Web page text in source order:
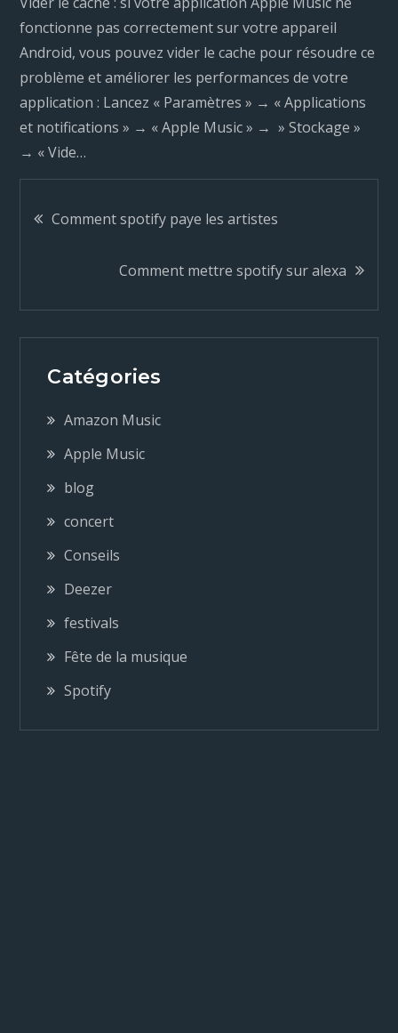
fonctionne pas correctement sur votre appareil
Android, vous pouvez vider le cache pour résoudre ce
problème et améliorer les performances de votre
application : Lancez « Paramètres » → « Applications
et notifications » → « Apple Music » → » Stockage »
→ « Vide…
N
v
g
a
t
o
n
d
e
Comment spotify paye les artistes
Comment mettre spotify sur alexa
Catégories
Amazon Music
Apple Music
blog
concert
Conseils
Deezer
festivals
Fête de la musique
Spotify